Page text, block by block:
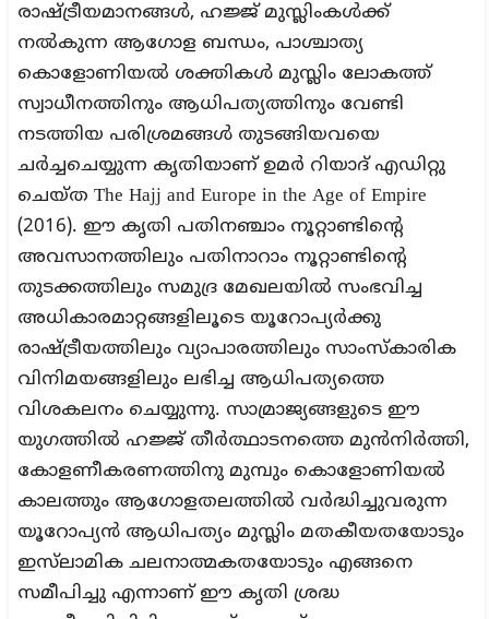
രാഷ്ട്രീയമാനങ്ങൾ, ഹജ്ജ് മുസ്ലിംകൾക്ക്
നൽകുന്ന ആഗോള ബന്ധം, പാശ്ചാത്യ
കൊളോണിയൽ ശക്തികൾ മുസ്ലിം ലോകത്ത്
സ്വാധീനത്തിനും ആധിപത്യത്തിനും വേണ്ടി
നടത്തിയ പരിശ്രമങ്ങൾ തുടങ്ങിയവയെ
ചർച്ചചെയ്യുന്ന കൃതിയാണ് ഉമർ റിയാദ് എഡിറ്റു
ചെയ്ത The Hajj and Europe in the Age of Empire
(2016). ഈ കൃതി പതിനഞ്ചാം നൂറ്റാണ്ടിൻ്റെ
അവസാനത്തിലും പതിനാറാം നൂറ്റാണ്ടിൻ്റെ
തുടക്കത്തിലും സമുദ്ര മേഖലയിൽ സംഭവിച്ച
അധികാരമാറ്റങ്ങളിലൂടെ യൂറോപ്യർക്കു
രാഷ്ട്രീയത്തിലും വ്യാപാരത്തിലും സാംസ്കാരിക
വിനിമയങ്ങളിലും ലഭിച്ച ആധിപത്യത്തെ
വിശകലനം ചെയ്യുന്നു. സാമ്രാജ്യങ്ങളുടെ ഈ
യുഗത്തിൽ ഹജ്ജ് തീർത്ഥാടനത്തെ മുൻനിർത്തി,
കോളണീകരണത്തിനു മുമ്പും കൊളോണിയൽ
കാലത്തും ആഗോളതലത്തിൽ വർദ്ധിച്ചുവരുന്ന
യൂറോപ്യൻ ആധിപത്യം മുസ്ലിം മതകീയതയോടും
ഇസ്‌ലാമിക ചലനാത്മകതയോടും എങ്ങനെ
സമീപിച്ചു എന്നാണ് ഈ കൃതി ശ്രദ്ധ